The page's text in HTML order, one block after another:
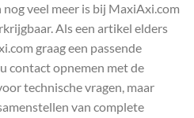
veel meer is bij MaxiAxi.com
Als een artikel elders
graag een passende
contact opnemen met de
technische vragen, maar
van complete